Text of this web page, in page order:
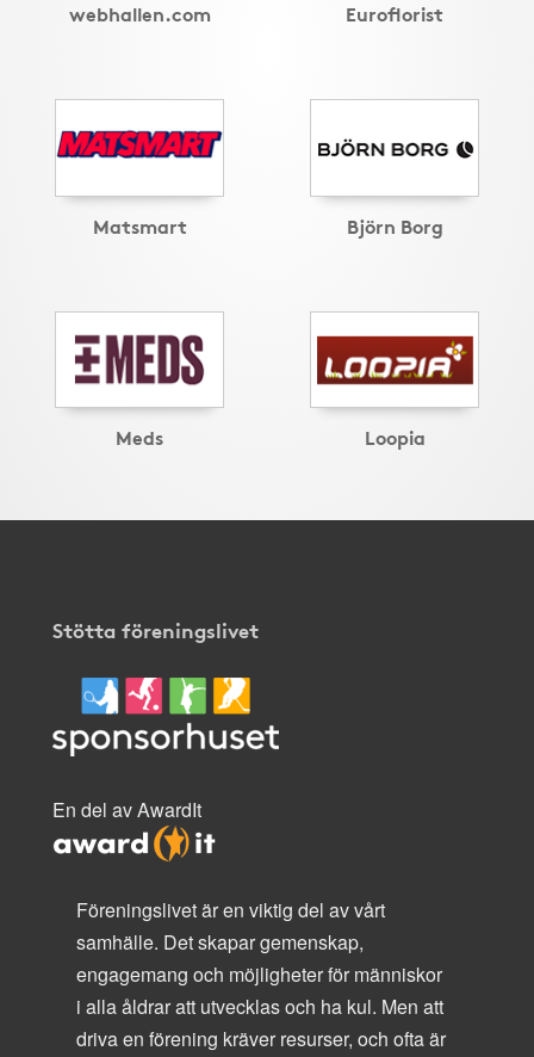
webhallen.com Euroflorist
Matsmart Björn Borg
Meds Loopia
Stötta föreningslivet
En del av AwardIt
Föreningslivet är en viktig del av vårt
samhälle. Det skapar gemenskap,
engagemang och möjligheter för människor
i alla åldrar att utvecklas och ha kul. Men att
driva en förening kräver resurser, och ofta är